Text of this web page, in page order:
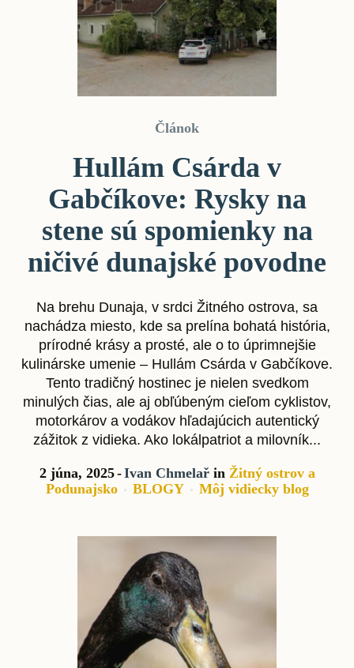
Článok
Hullám Csárda v
Gabčíkove: Rysky na
stene sú spomienky na
ničivé dunajské povodne
Na brehu Dunaja, v srdci Žitného ostrova, sa
nachádza miesto, kde sa prelína bohatá história,
prírodné krásy a prosté, ale o to úprimnejšie
kulinárske umenie – Hullám Csárda v Gabčíkove.
Tento tradičný hostinec je nielen svedkom
minulých čias, ale aj obľúbeným cieľom cyklistov,
motorkárov a vodákov hľadajúcich autentický
zážitok z vidieka. Ako lokálpatriot a milovník...
2 júna, 2025 Ivan Chmelařin Žitný ostrov a
Podunajsko
BLOGY Môj vidiecky blog